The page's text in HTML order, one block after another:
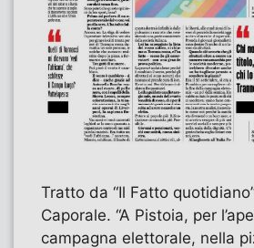
Tratto da “Il Fatto
Caporale. “A Pistoia, per
campagna elettorale, nella